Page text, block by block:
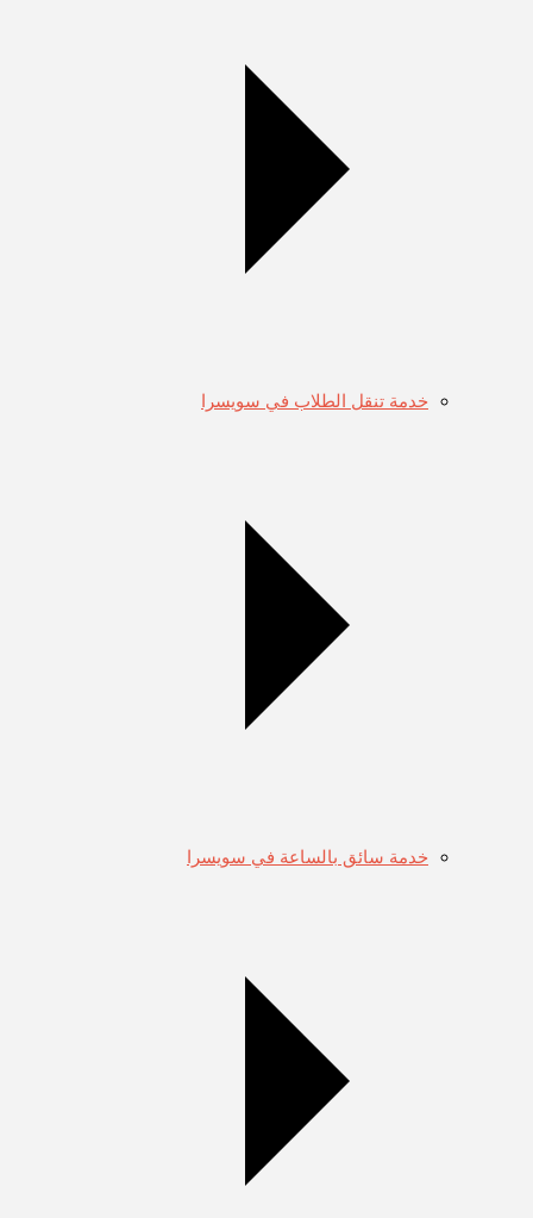
خدمة تنقل الطلاب في سويسرا
خدمة سائق بالساعة في سويسرا